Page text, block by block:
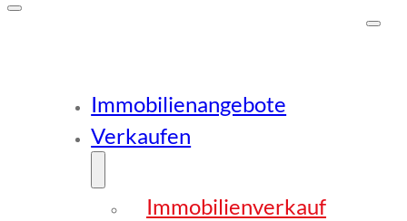
Immobilienangebote
Verkaufen
Immobilienverkauf